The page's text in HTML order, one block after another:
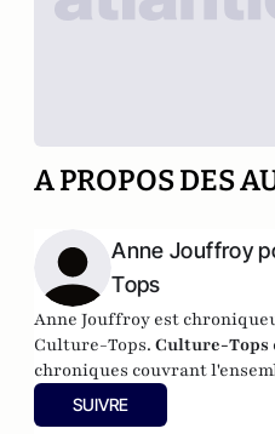
A PROPOS DES
Anne Jouffroy
Tops
Anne Jouffroy est
Culture-Tops.Culture-Tops
chroniques couvrant
culturelle (théâtre, One Man
ballets, spectacles divers,
SUIVRE